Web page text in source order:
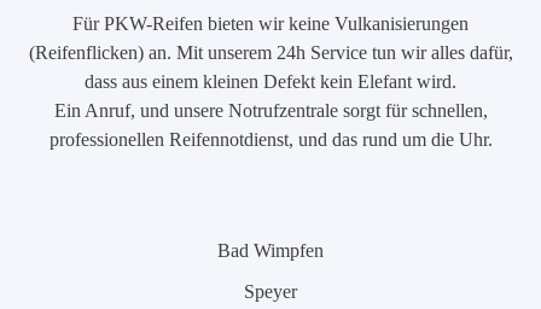
Für PKW-Reifen bieten wir keine Vulkanisierungen
(Reifenflicken) an. Mit unserem 24h Service tun wir alles dafür,
dass aus einem kleinen Defekt kein Elefant wird.
Ein Anruf, und unsere Notrufzentrale sorgt für schnellen,
professionellen Reifennotdienst, und das rund um die Uhr.
Bad Wimpfen
Speyer